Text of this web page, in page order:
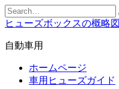
Skip
to
content
Search
for:
ヒューズボックスの概略図
自動車用
ホームページ
車用ヒューズガイド